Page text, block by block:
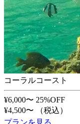
コーラルコースト
¥6,000〜 25%OFF
¥4,500〜
（税込）